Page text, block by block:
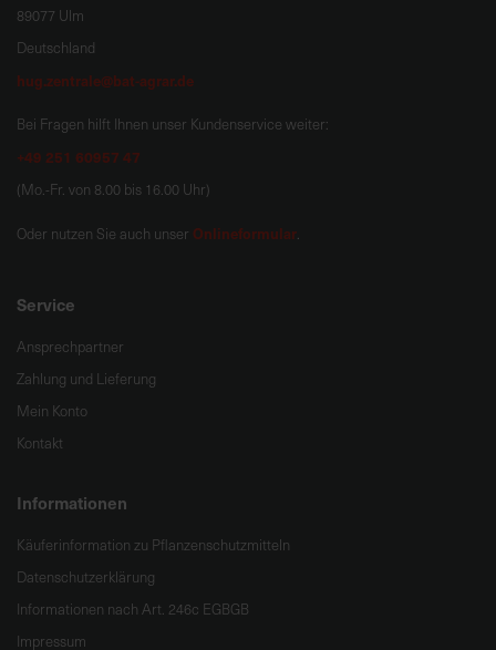
89077 Ulm
Deutschland
hug.zentrale@bat-agrar.de
Bei Fragen hilft Ihnen unser Kundenservice weiter:
+49 251 60957 47
(Mo.-Fr. von 8.00 bis 16.00 Uhr)
Oder nutzen Sie auch unser Onlineformular.
Service
Ansprechpartner
Zahlung und Lieferung
Mein Konto
Kontakt
Informationen
Käuferinformation zu Pflanzenschutzmitteln
Datenschutzerklärung
Informationen nach Art. 246c EGBGB
Impressum